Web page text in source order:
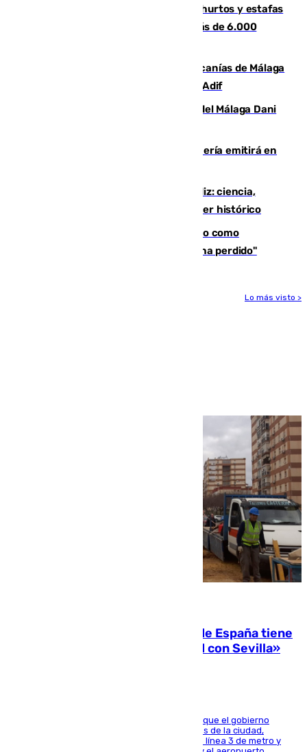
Detenida una pareja por presuntos hurtos y estafas
en Málaga tras ser descubiertos con más de 6.000
Retrasos y cancelaciones en el Cercanías de Málaga
por una avería en la infraestructura de Adif
Isco, la nueva mascota del jugador del Málaga Dani
El observatorio de Calar Alto de Almería emitirá en
El «Trío de Eclipses» arranca en Cádiz: ciencia,
naturaleza y seguridad ante un atardecer histórico
Noruega pide la dimisión de Infantino como
presidente de la FIFA: "La confianza se ha perdido"
Lo más visto >
Javier Fernández: «El Gobierno de España tiene
una preocupación y una prioridad con Sevilla»
El presidente de la Diputación de Sevilla alega que el gobierno
central está apostando por las infraestructuras de la ciudad,
habiendo destinado 650 millones de euros a la línea 3 de metro y